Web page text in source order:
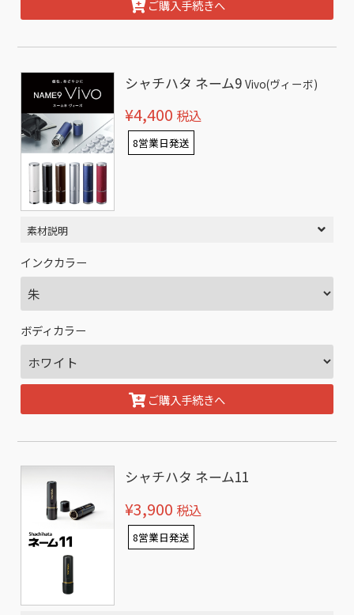
ご購入手続きへ
シャチハタ ネーム9Vivo(ヴィーボ)
¥4,400 税込
8営業日発送
素材説明
インクカラー
ボディカラー
ご購入手続きへ
シャチハタ ネーム11
¥3,900 税込
8営業日発送